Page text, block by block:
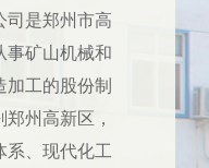
司是郑州市高
事矿山机械和
加工的股份制
州高新区，
系、现代化工